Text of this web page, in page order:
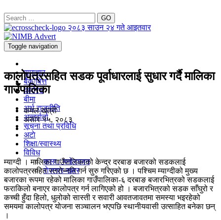
GO
२०८३ साउन २४ गते आइतवार
Toggle navigation
समाचार
बैंक/वित्त
कर्पोरेट
बीमा
अर्थ राजनीति
अन्तर्वार्ता
सूचना तथा प्रविधि
अटाे
शिक्षा/स्वास्थ्य
विविध
कला / मनाेरञ्जन
राेजगार-खबर
कालोपत्रसहित सडक पूर्वाधारलाई सुधार गर्दै मालिका
गाउँपालिका
कमल खत्री
असार १५, २०८३
म्याग्दी । मालिका गाउँपालिकाको केन्द्र दरबाङ बजारको सडकलाई
कालोपत्रसहित स्तरोन्नति गर्न सुरु गरिएको छ । पश्चिम म्याग्दीको मुख्य
बजारका रूपमा रहेको मालिका गाउँपालिका-६ दरबाङ बजारभित्रको सडकलाई
फराकिलो बनाएर कालोपत्र गर्न लागिएको हो । बजारभित्रको सडक साँघुरो र
कच्ची हुँदा हिलो, धुलोको सास्ती र सवारी आवतजावतमा समस्या भइरहेको
समयमा कालोपत्र योजना सञ्चालन भएपछि स्थानीयवासी उत्साहित बनेका छन्
।